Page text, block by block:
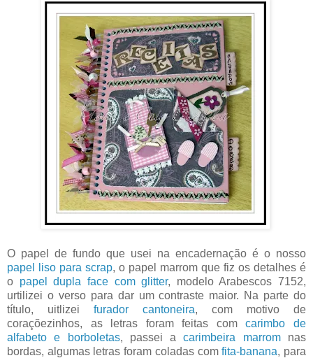
O papel de fundo que usei na encadernação é o nosso
papel liso para scrap, o papel marrom que fiz os detalhes é
o papel dupla face com glitter, modelo Arabescos 7152,
urtilizei o verso para dar um contraste maior. Na parte do
título, uitlizei furador cantoneira, com motivo de
coraçõezinhos, as letras foram feitas comcarimbo de
alfabeto e borboletas, passei acarimbeira marromnas
bordas, algumas letras foram coladas comfita-banana, para